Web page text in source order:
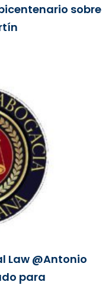
sobre
Law @Antonio
para